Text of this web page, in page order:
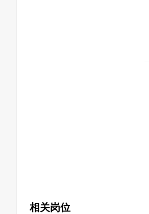
相关岗位